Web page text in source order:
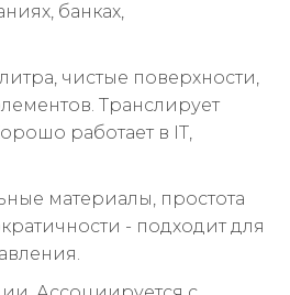
банках,
чистые поверхности,
Транслирует
работает в IT,
материалы, простота
- подходит для